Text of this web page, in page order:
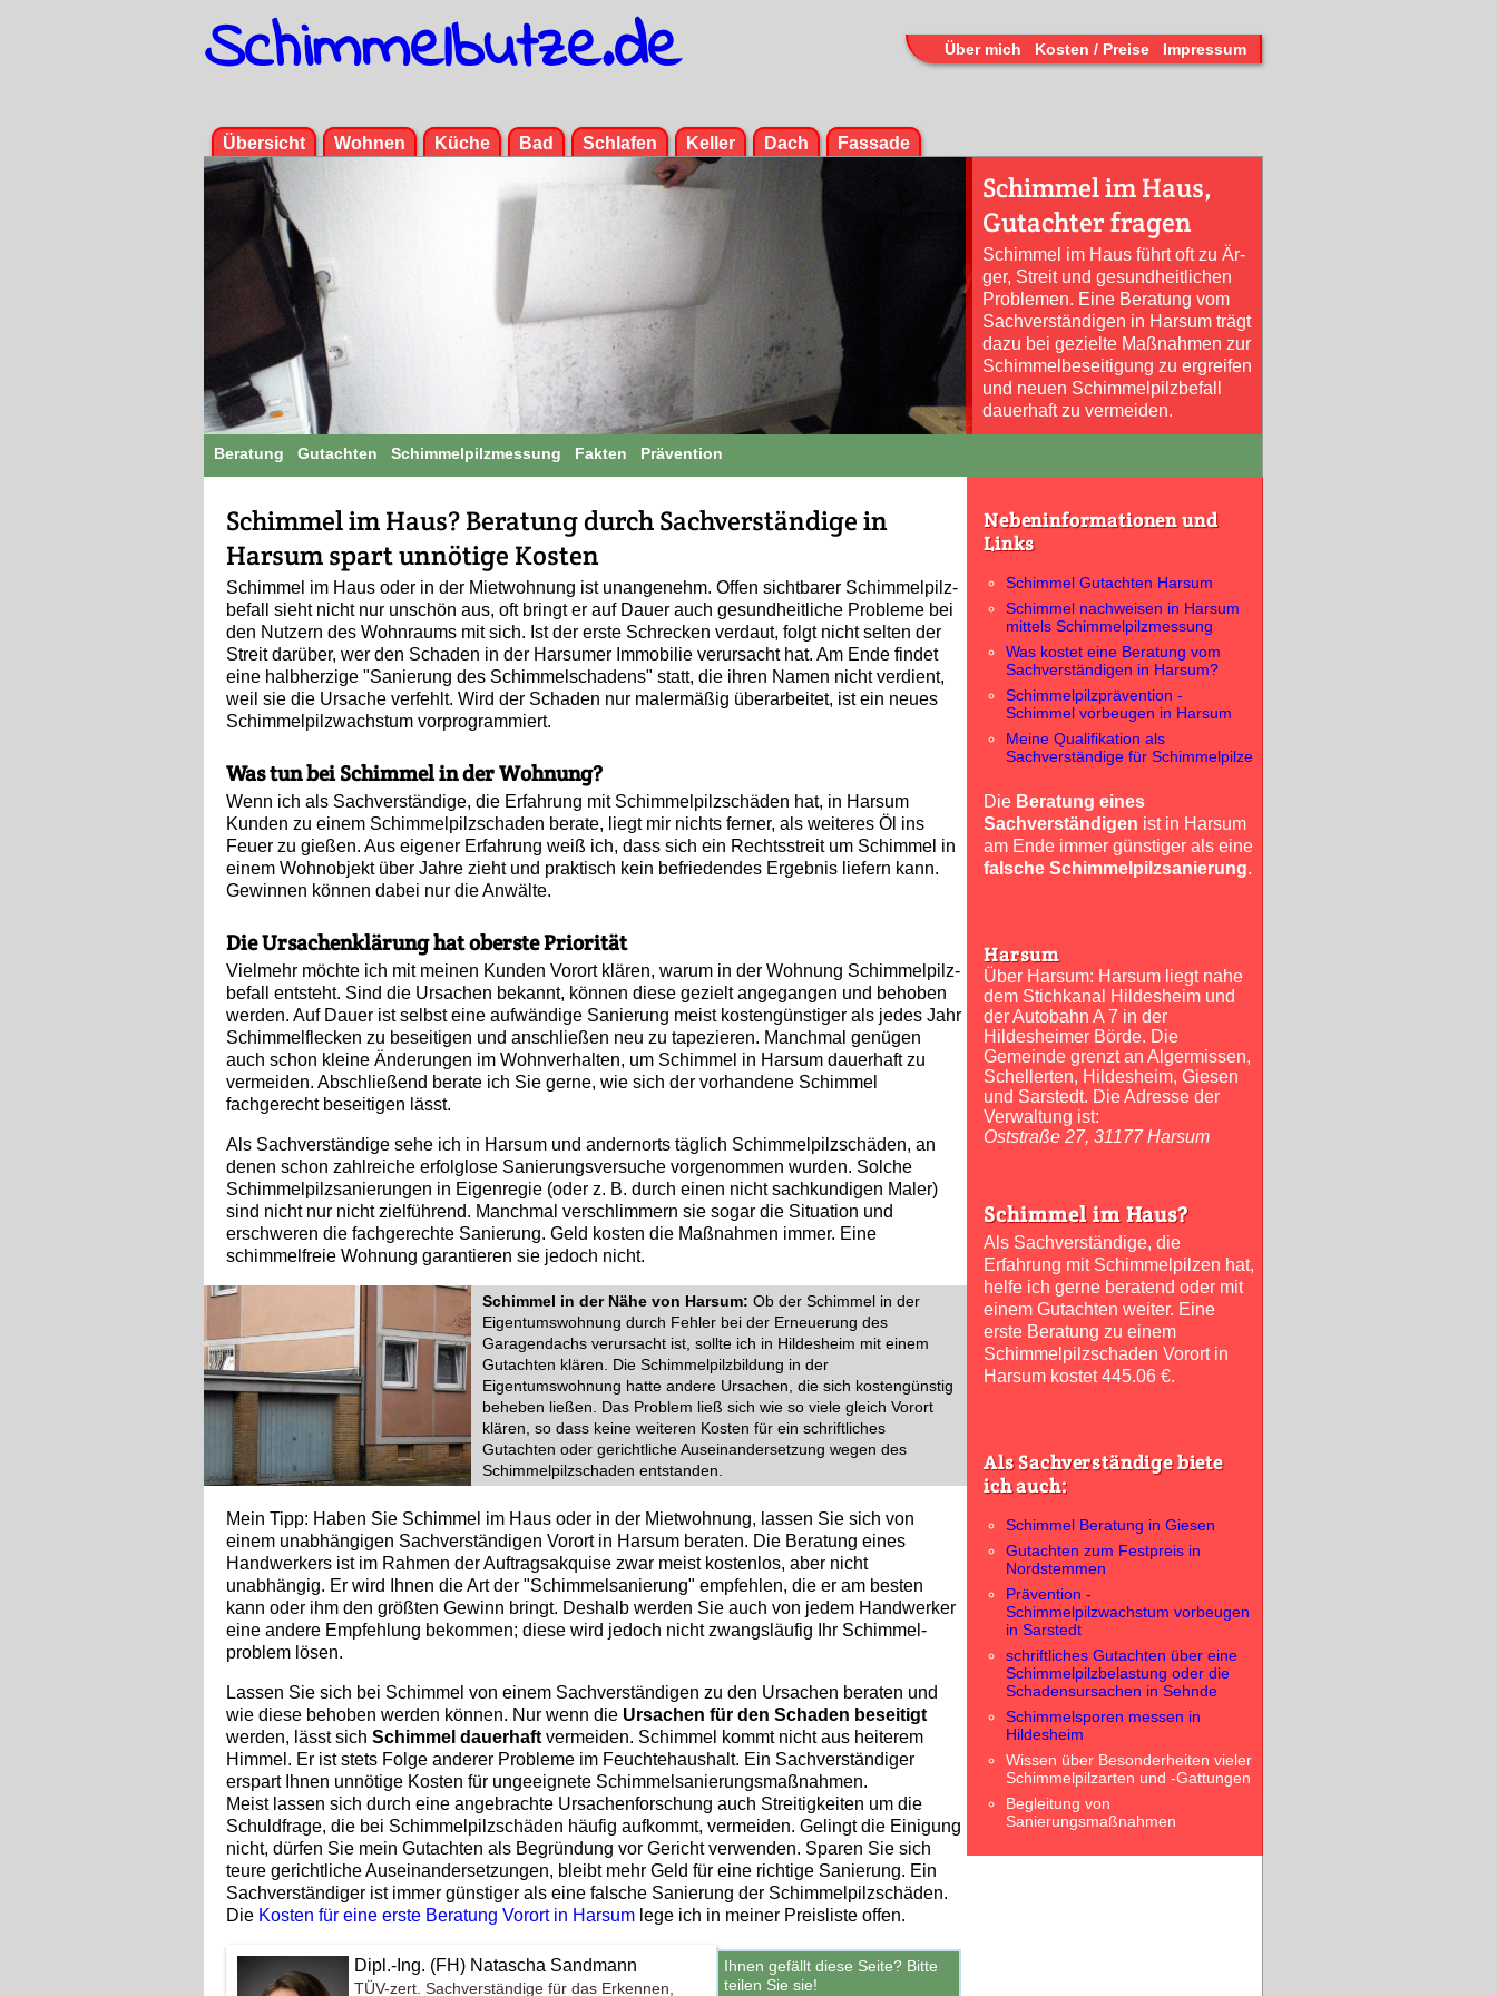
Menü
Schimmelbutze.de
Übersicht Wohnen Küche Bad Schlafen Keller Dach Fassade
Schimmel im Haus,
Gutachter fragen
Schimmel im Haus führt oft zu Är­
ger, Streit und gesund­heit­lichen
Problemen. Eine Be­ratung vom
Sach­verständigen in Harsum trägt
dazu bei gezielte Maß­nah­men zur
Schimmel­beseitigung zu er­greifen
und neuen Schimmel­pilz­befall
dauerhaft zu vermeiden.
Schimmel im Haus? Beratung durch Sachverständige in
Harsum spart unnötige Kosten
Schimmel im Haus oder in der Mietwohnung ist unangenehm. Offen sichtbarer Schimmelpilz­
befall sieht nicht nur unschön aus, oft bringt er auf Dauer auch gesundheitliche Probleme bei
den Nutzern des Wohnraums mit sich. Ist der erste Schrecken verdaut, folgt nicht selten der
Streit darüber, wer den Schaden in der Harsumer Immobilie verursacht hat. Am Ende findet
eine halbherzige "Sanierung des Schimmelschadens" statt, die ihren Namen nicht verdient,
weil sie die Ursache verfehlt. Wird der Schaden nur malermäßig überarbeitet, ist ein neues
Schimmelpilzwachstum vorprogrammiert.
Was tun bei Schimmel in der Wohnung?
Wenn ich als Sachverständige, die Erfahrung mit Schimmelpilzschäden hat, in Harsum
Kunden zu einem Schimmelpilzschaden berate, liegt mir nichts ferner, als weiteres Öl ins
Feuer zu gießen. Aus eigener Erfahrung weiß ich, dass sich ein Rechtsstreit um Schimmel in
einem Wohnobjekt über Jahre zieht und praktisch kein befriedendes Ergebnis liefern kann.
Gewinnen können dabei nur die Anwälte.
Die Ursachenklärung hat oberste Priorität
Vielmehr möchte ich mit meinen Kunden Vorort klären, warum in der Wohnung Schimmel­pilz­
befall entsteht. Sind die Ursachen bekannt, können diese gezielt angegangen und behoben
werden. Auf Dauer ist selbst eine aufwändige Sanierung meist kostengünstiger als jedes Jahr
Schimmelflecken zu beseitigen und anschließen neu zu tapezieren. Manchmal genügen
auch schon kleine Änderungen im Wohnverhalten, um Schimmel in Harsum dauerhaft zu
vermeiden. Abschließend berate ich Sie gerne, wie sich der vorhandene Schimmel
fachgerecht beseitigen lässt.
Als Sachverständige sehe ich in Harsum und andernorts täglich Schimmelpilzschäden, an
denen schon zahlreiche erfolglose Sanierungsversuche vorgenommen wurden. Solche
Schimmelpilzsanierungen in Eigenregie (oder z. B. durch einen nicht sachkundigen Maler)
sind nicht nur nicht zielführend. Manchmal verschlimmern sie sogar die Situation und
erschweren die fachgerechte Sanierung. Geld kosten die Maßnahmen immer. Eine
schimmelfreie Wohnung garantieren sie jedoch nicht.
Schimmel in der Nähe von Harsum: Ob der Schimmel in der
Eigentumswohnung durch Fehler bei der Erneuerung des
Garagendachs verursacht ist, sollte ich in Hildesheim mit einem
Gutachten klären. Die Schimmelpilzbildung in der
Eigentumswohnung hatte andere Ursachen, die sich kostengünstig
beheben ließen. Das Problem ließ sich wie so viele gleich Vorort
klären, so dass keine weiteren Kosten für ein schriftliches
Gutachten oder gerichtliche Auseinandersetzung wegen des
Schimmelpilzschaden entstanden.
Mein Tipp: Haben Sie Schimmel im Haus oder in der Mietwohnung, lassen Sie sich von
einem unabhängigen Sachverständigen Vorort in Harsum beraten. Die Beratung eines
Handwerkers ist im Rahmen der Auftragsakquise zwar meist kostenlos, aber nicht
unabhängig. Er wird Ihnen die Art der "Schimmelsanierung" empfehlen, die er am besten
kann oder ihm den größten Gewinn bringt. Deshalb werden Sie auch von jedem Handwerker
eine andere Empfehlung bekommen; diese wird jedoch nicht zwangsläufig Ihr Schimmel­
problem lösen.
Lassen Sie sich bei Schimmel von einem Sachverständigen zu den Ursachen beraten und
wie diese behoben werden können. Nur wenn die Ursachen für den Schaden beseitigt
werden, lässt sich Schimmel dauerhaft vermeiden. Schimmel kommt nicht aus heiterem
Himmel. Er ist stets Folge anderer Probleme im Feuchtehaushalt. Ein Sachverständiger
erspart Ihnen unnötige Kosten für ungeeignete Schimmel­sanierungs­maßnahmen.
Meist lassen sich durch eine angebrachte Ursachenforschung auch Streitigkeiten um die
Schuldfrage, die bei Schimmelpilz­schäden häufig aufkommt, vermeiden. Gelingt die Einigung
nicht, dürfen Sie mein Gutachten als Begründung vor Gericht verwenden. Sparen Sie sich
teure gerichtliche Auseinandersetzungen, bleibt mehr Geld für eine richtige Sanierung. Ein
Sachverständiger ist immer günstiger als eine falsche Sanierung der Schimmelpilz­schäden.
Die Kosten für eine erste Beratung Vorort in Harsum lege ich in meiner Preisliste offen.
Ihnen gefällt diese Seite? Bitte
teilen Sie sie!
Dipl.-Ing. (FH) Natascha Sandmann
TÜV-zert. Sachverständige für das Erkennen,
Nebeninformationen und
Links
Schimmel Gutachten Harsum
Schimmel nachweisen in Harsum
mittels Schimmelpilzmessung
Was kostet eine Beratung vom
Sachverständigen in Harsum?
Schimmelpilzprävention -
Schimmel vorbeugen in Harsum
Meine Qualifikation als
Sachverständige für Schimmelpilze
Die Beratung eines
Sachverständigen ist in Harsum
am Ende immer günstiger als eine
falsche Schimmelpilzsanierung.
Harsum
Über Harsum: Harsum liegt nahe
dem Stichkanal Hildesheim und
der Autobahn A 7 in der
Hildesheimer Börde. Die
Gemeinde grenzt an Algermissen,
Schellerten, Hildesheim, Giesen
und Sarstedt. Die Adresse der
Verwaltung ist:
Oststraße 27, 31177 Harsum
Schimmel im Haus?
Als Sachverständige, die
Erfahrung mit Schimmelpilzen hat,
helfe ich gerne beratend oder mit
einem Gutachten weiter. Eine
erste Beratung zu einem
Schimmelpilzschaden Vorort in
Harsum kostet 445.06 €.
Als Sachverständige biete
ich auch:
Schimmel Beratung in Giesen
Gutachten zum Festpreis in
Nordstemmen
Prävention -
Schimmelpilzwachstum vorbeugen
in Sarstedt
schriftliches Gutachten über eine
Schimmelpilzbelastung oder die
Schadensursachen in Sehnde
Schimmelsporen messen in
Hildesheim
Wissen über Besonderheiten vieler
Schimmelpilzarten und -Gattungen
Begleitung von
Sanierungsmaßnahmen
Beratung Gutachten Schimmelpilzmessung Fakten Prävention
Über mich Kosten / Preise Impressum